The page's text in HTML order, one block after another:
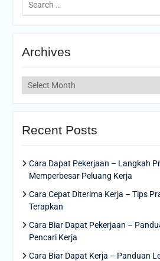
for:
Archives
Archives
Recent Posts
Cara Dapat Pekerjaan – Langkah
Memperbesar Peluang Kerja
Cara Cepat Diterima Kerja – Tips
Terapkan
Cara Biar Dapat Pekerjaan –
Pencari Kerja
Cara Biar Dapat Kerja – Panduan